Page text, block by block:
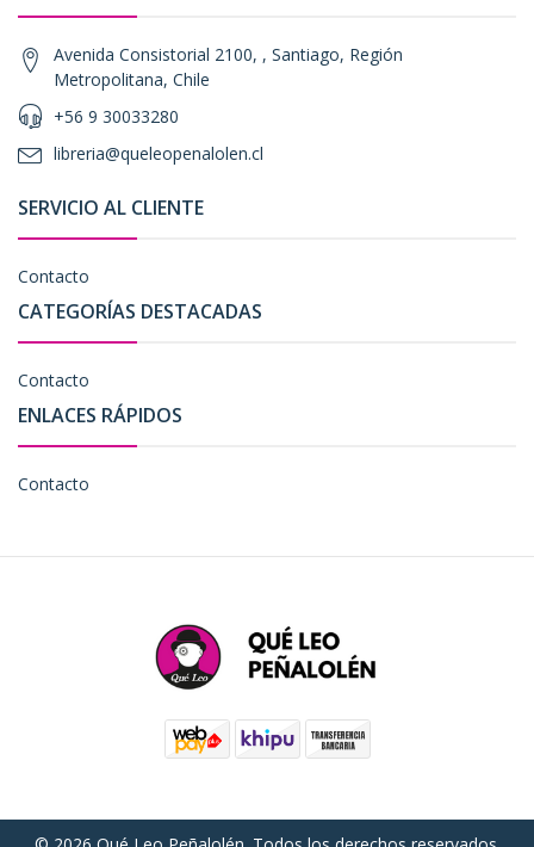
Avenida Consistorial 2100, , Santiago, Región
Metropolitana, Chile
+56 9 30033280
libreria@queleopenalolen.cl
SERVICIO AL CLIENTE
Contacto
CATEGORÍAS DESTACADAS
Contacto
ENLACES RÁPIDOS
Contacto